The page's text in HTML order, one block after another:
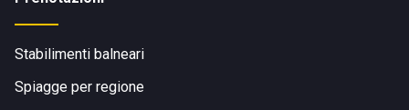
Stabilimenti balneari
Spiagge per regione